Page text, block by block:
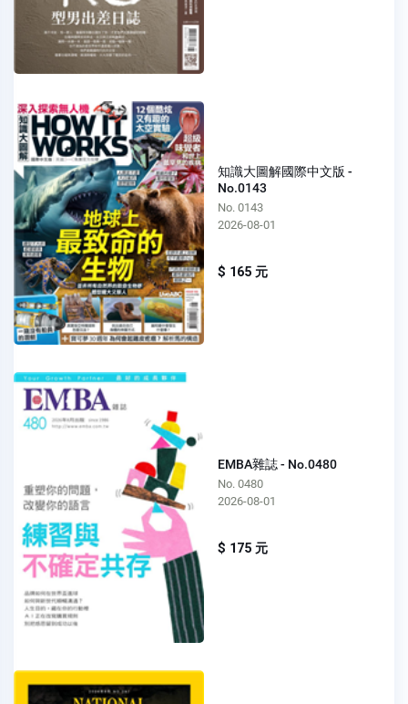
知識大圖解國際中文版 -
No.0143
No. 0143
2026-08-01
$ 165 元
EMBA雜誌 - No.0480
No. 0480
2026-08-01
$ 175 元